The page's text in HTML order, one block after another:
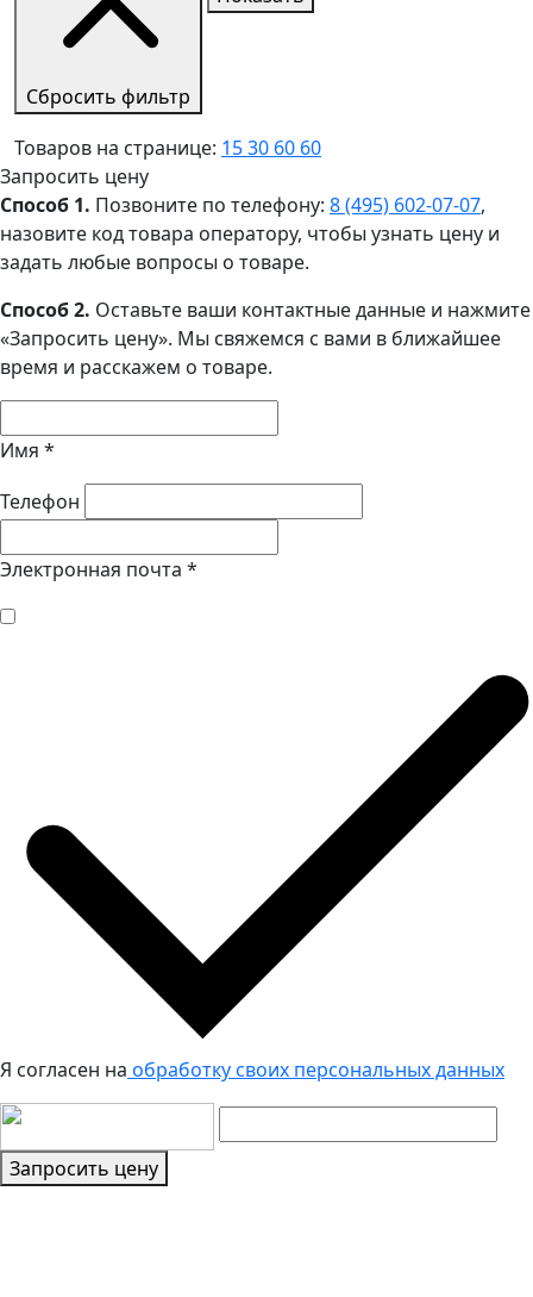
Сбросить фильтр
Товаров на странице: 1530 60 60
Запросить цену
Способ 1. Позвоните по телефону: 8 (495) 602‑07‑07,
назовите код товара оператору, чтобы узнать цену и
задать любые вопросы о товаре.
Способ 2. Оставьте ваши контактные данные и нажмите
«Запросить цену». Мы свяжемся с вами в ближайшее
время и расскажем о товаре.
Имя *
Телефон
Электронная почта *
Я согласен на обработку своих персональных данных
Запросить цену